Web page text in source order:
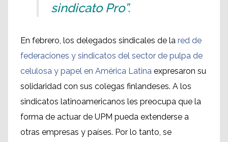
sindicato Pro”.
En febrero, los delegados sindicales de la red de
federaciones y sindicatos del sector de pulpa de
celulosa y papel en América Latina expresaron su
solidaridad con sus colegas finlandeses. A los
sindicatos latinoamericanos les preocupa que la
forma de actuar de UPM pueda extenderse a
otras empresas y países. Por lo tanto, se